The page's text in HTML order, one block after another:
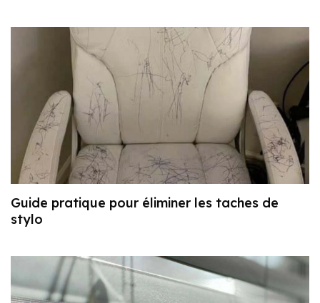
Guide pratique pour éliminer les taches de
stylo